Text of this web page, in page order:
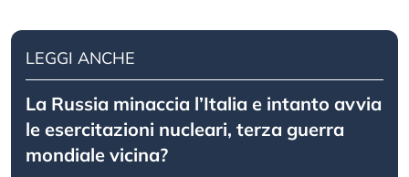
LEGGI ANCHE
La Russia minaccia l’Italia e intanto avvia
le esercitazioni nucleari, terza guerra
mondiale vicina?